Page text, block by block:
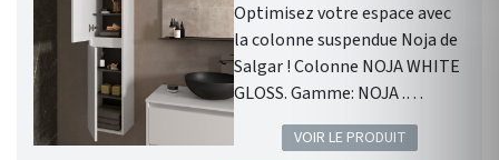
Optimisez votre espace avec
la colonne suspendue Noja de
Salgar ! Colonne NOJA WHITE
GLOSS. Gamme: NOJA .
Finition: White Gloss . 2 portes
VOIR LE PRODUIT